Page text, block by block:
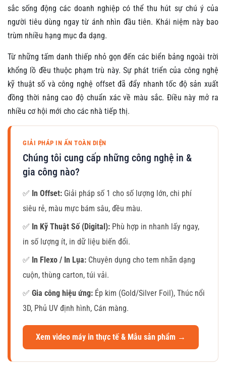
sắc sống động các doanh nghiệp có thể thu hút sự chú ý của
người tiêu dùng ngay từ ánh nhìn đầu tiên. Khái niệm này bao
trùm nhiều hạng mục đa dạng.
Từ những tấm danh thiếp nhỏ gọn đến các biển bảng ngoài trời
khổng lồ đều thuộc phạm trù này. Sự phát triển của công nghệ
kỹ thuật số và công nghệ offset đã đẩy nhanh tốc độ sản xuất
đồng thời nâng cao độ chuẩn xác về màu sắc. Điều này mở ra
nhiều cơ hội mới cho các nhà tiếp thị.
GIẢI PHÁP IN ẤN TOÀN DIỆN
Chúng tôi cung cấp những công nghệ in &
gia công nào?
✅ In Offset: Giải pháp số 1 cho số lượng lớn, chi phí
siêu rẻ, màu mực bám sâu, đều màu.
✅ In Kỹ Thuật Số (Digital): Phù hợp in nhanh lấy ngay,
in số lượng ít, in dữ liệu biến đổi.
✅ In Flexo / In Lụa: Chuyên dụng cho tem nhãn dạng
cuộn, thùng carton, túi vải.
✅ Gia công hiệu ứng: Ép kim (Gold/Silver Foil), Thúc nổi
3D, Phủ UV định hình, Cán màng.
Xem video máy in thực tế & Mẫu sản phẩm →